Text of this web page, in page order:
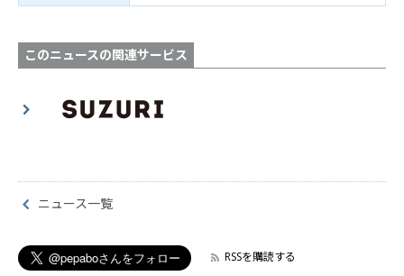
このニュースの関連サービス
ニュース一覧
RSSを購読する